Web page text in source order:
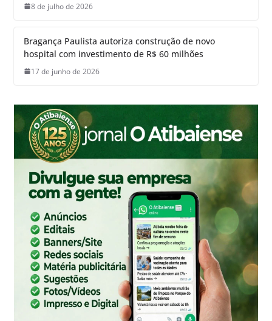
8 de julho de 2026
Bragança Paulista autoriza construção de novo
hospital com investimento de R$ 60 milhões
17 de junho de 2026